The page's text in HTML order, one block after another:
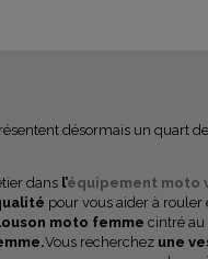
désormais un quart
dans l’équipement moto
pour vous aider à rouler
moto femme cintré
Vous recherchez une